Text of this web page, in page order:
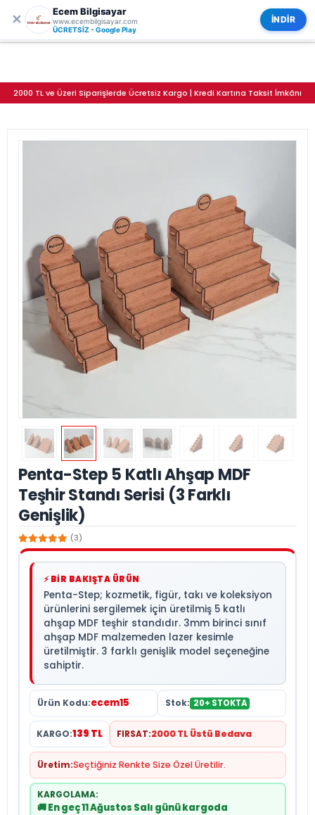
✕
Ecem Bilgisayar
www.ecembilgisayar.com
ÜCRETSİZ - Google Play
İNDİR
2000 TL ve Üzeri Siparişlerde Ücretsiz Kargo | Kredi Kartına Taksit İmkânı
0
Penta-Step 5 Katlı Ahşap MDF
Teşhir Standı Serisi (3 Farklı
Genişlik)
(3)
⚡ BİR BAKIŞTA ÜRÜN
Penta-Step; kozmetik, figür, takı ve koleksiyon
ürünlerini sergilemek için üretilmiş 5 katlı
ahşap MDF teşhir standıdır. 3mm birinci sınıf
ahşap MDF malzemeden lazer kesimle
üretilmiştir. 3 farklı genişlik model seçeneğine
sahiptir.
Ürün Kodu:ecem15 Stok: 20+ STOKTA
KARGO:139 TL FIRSAT:2000 TL Üstü Bedava
Üretim:Seçtiğiniz Renkte Size Özel Üretilir.
KARGOLAMA:
🚚 En geç 11 Ağustos Salı günü kargoda
ECEM BİLGİSAYAR
Kategoriler